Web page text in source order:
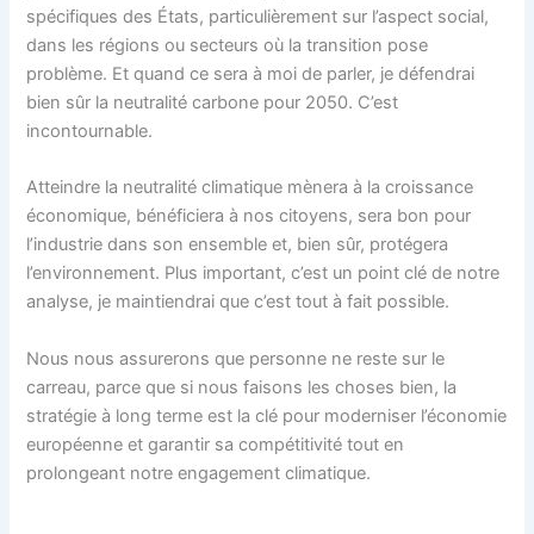
spécifiques des États, particulièrement sur l’aspect social,
dans les régions ou secteurs où la transition pose
problème. Et quand ce sera à moi de parler, je défendrai
bien sûr la neutralité carbone pour 2050. C’est
incontournable.
Atteindre la neutralité climatique mènera à la croissance
économique, bénéficiera à nos citoyens, sera bon pour
l’industrie dans son ensemble et, bien sûr, protégera
l’environnement. Plus important, c’est un point clé de notre
analyse, je maintiendrai que c’est tout à fait possible.
Nous nous assurerons que personne ne reste sur le
carreau, parce que si nous faisons les choses bien, la
stratégie à long terme est la clé pour moderniser l’économie
européenne et garantir sa compétitivité tout en
prolongeant notre engagement climatique.